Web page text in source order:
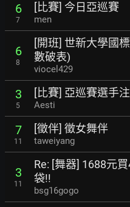
6
7
[比賽] 今日亞巡賽
men
6
8
[開班] 世新大學國
數破表)
viocel429
3
5
[比賽] 亞巡賽選手
Aesti
7
11
[徵伴] 徵女舞伴
taweiyang
3
11
Re: [舞器] 1688元
袋!!
bsg16gogo